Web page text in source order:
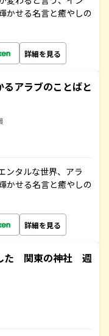
かせる名言と癒やしの
詳細を見る
アラブのことばと
ンタルな世界、アラ
かせる名言と癒やしの
詳細を見る
た 関東の神社 週